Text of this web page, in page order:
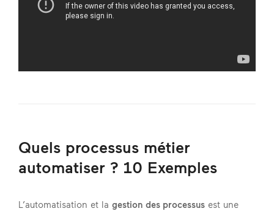
Quels processus métier
automatiser ? 10 Exemples
L’automatisation et la gestion des processus est une